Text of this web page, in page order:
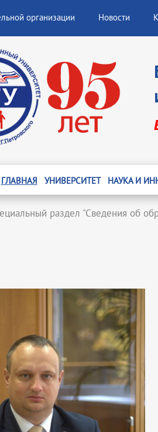
организации Новости
ГЛАВНАЯ УНИВЕРСИТЕТ НАУКА И
раздел "Сведения об